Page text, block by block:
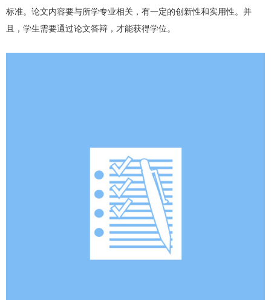
标准。论文内容要与所学专业相关，有一定的创新性和实用性。并
且，学生需要通过论文答辩，才能获得学位。